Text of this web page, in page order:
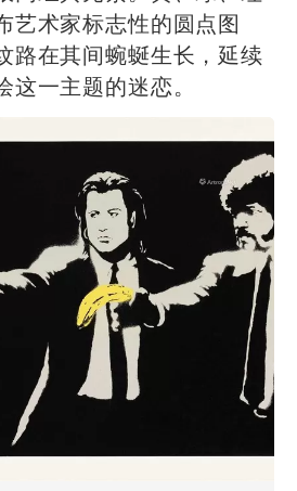
艺术家标志性的圆点图
路在其间蜿蜒生长，延续
一主题的迷恋。